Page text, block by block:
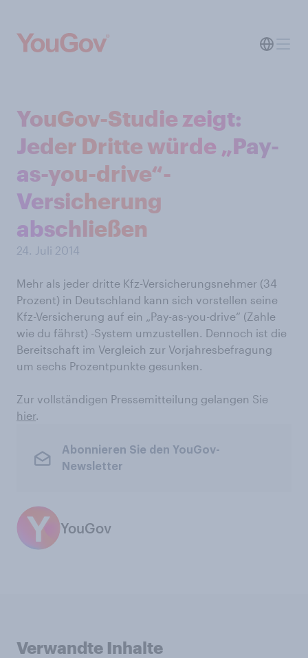
YouGov-Studie zeigt:
Jeder Dritte würde „Pay-
as-you-drive“-
Versicherung
abschließen
24. Juli 2014
Mehr als jeder dritte Kfz-Versicherungsnehmer (34
Prozent) in Deutschland kann sich vorstellen seine
Kfz-Versicherung auf ein „Pay-as-you-drive“ (Zahle
wie du fährst) -System umzustellen. Dennoch ist die
Bereitschaft im Vergleich zur Vorjahresbefragung
um sechs Prozentpunkte gesunken.
Zur vollständigen Pressemitteilung gelangen Sie
hier.
Abonnieren Sie den YouGov-
Newsletter
YouGov
Verwandte Inhalte